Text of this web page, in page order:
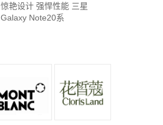
惊艳设计 强悍性能 三星
Galaxy Note20系